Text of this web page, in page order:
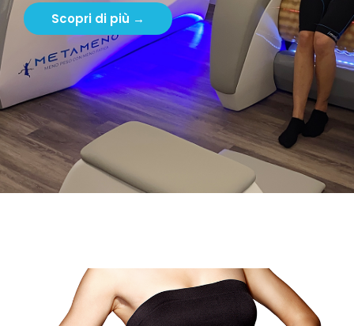
Scopri di più →